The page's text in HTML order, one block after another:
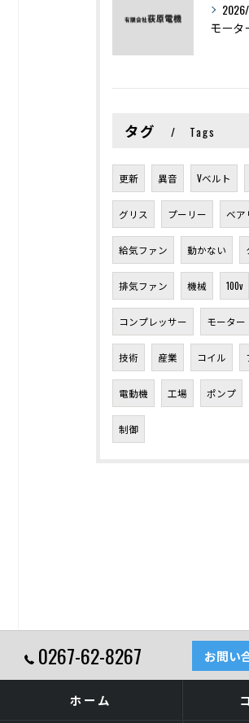
タグ Tags
更新 異音 Vベルト
グリス プーリー ベア
給気ファン 動かない
排気ファン 機械 100v
コンプレッサー モーター
技術 産業 コイル
電動機 工場 ポンプ
制御
0267-62-8267 お問い
ホーム